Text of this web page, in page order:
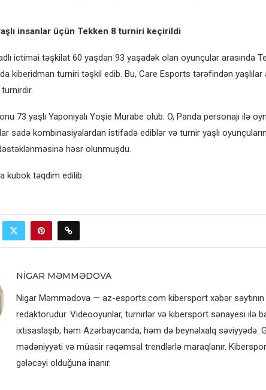
insanlar üçün Tekken 8 turniri keçirildi
ictimai təşkilat 60 yaşdan 93 yaşadək olan oyunçular arasında
kiberidman turniri təşkil edib. Bu, Care Esports tərəfindən yaşlılar
73 yaşlı Yaponiyalı Yoşie Murabe olub. O, Panda personajı ilə
sadə kombinasiyalardan istifadə ediblər və turnir yaşlı
həsr olunmuşdu.
kubok təqdim edilib.
NIGAR MƏMMƏDOVA
Nigar Məmmədova — az-esports.com kibersport xəbər
redaktorudur. Videooyunlar, turnirlər və kibersport sənayesi ilə
ixtisaslaşıb, həm Azərbaycanda, həm də beynəlxalq səviyyədə.
mədəniyyəti və müasir rəqəmsal trendlərlə maraqlanır.
gələcəyi olduğuna inanır.